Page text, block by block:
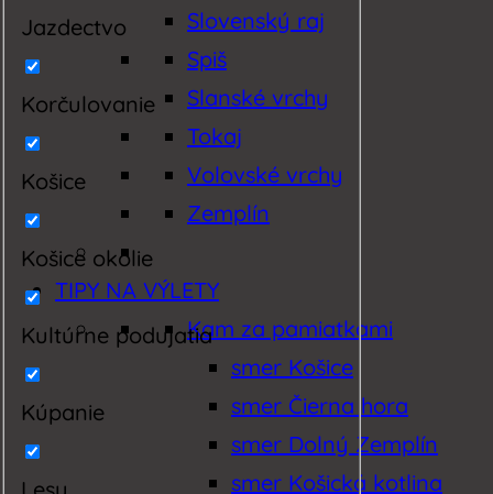
Jazdectvo
Korčulovanie
Košice
Košice okolie
Kultúrne podujatia
Kúpanie
Slovenský raj
Spiš
Slanské vrchy
Tokaj
Volovské vrchy
Zemplín
TIPY NA VÝLETY
Kam za pamiatkami
smer Košice
smer Čierna hora
smer Dolný Zemplín
smer Košická kotlina